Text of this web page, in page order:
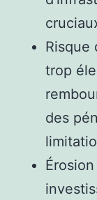
Risque
trop
des